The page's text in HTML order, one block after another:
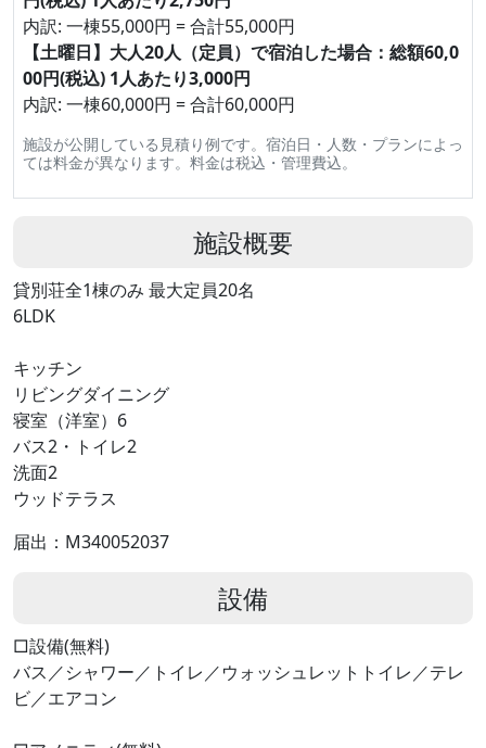
内訳: 一棟55,000円 = 合計55,000円
【土曜日】大人20人（定員）で宿泊した場合：総額60,0
00円(税込) 1人あたり3,000円
内訳: 一棟60,000円 = 合計60,000円
施設が公開している見積り例です。宿泊日・人数・プランによっ
ては料金が異なります。料金は税込・管理費込。
施設概要
貸別荘全1棟のみ 最大定員20名
6LDK
キッチン
リビングダイニング
寝室（洋室）6
バス2・トイレ2
洗面2
ウッドテラス
届出：M340052037
設備
□設備(無料)
バス／シャワー／トイレ／ウォッシュレットトイレ／テレ
ビ／エアコン